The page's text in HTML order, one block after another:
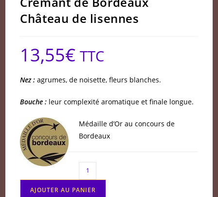
Château de lisennes
13,55€ TTC
Nez : agrumes, de noisette, fleurs blanches.
Bouche : leur complexité aromatique et finale longue.
Médaille d’Or au concours de
Bordeaux
quantité
de
Crémant
AJOUTER AU PANIER